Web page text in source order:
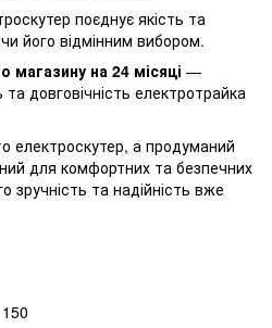
поєднує якість та
його відмінним вибором.
магазину на 24 місяці —
та довговічність електротрайка
електроскутер, а продуманий
для комфортних та безпечних
зручність та надійність вже
150